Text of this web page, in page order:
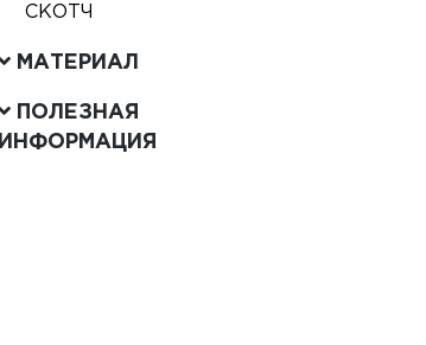
СКОТЧ
МАТЕРИАЛ
ПОЛЕЗНАЯ
ИНФОРМАЦИЯ